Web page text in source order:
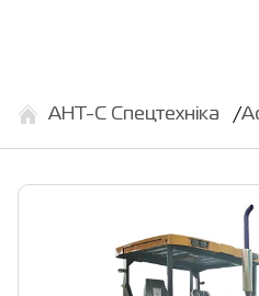
АНТ-С Спецтехніка